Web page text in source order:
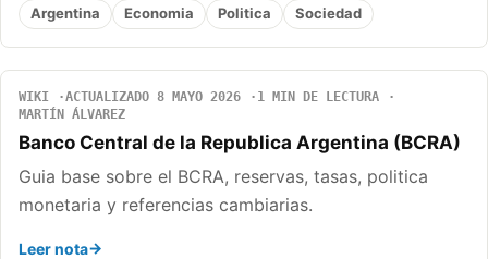
Argentina Economia Politica Sociedad
WIKI ACTUALIZADO 8 MAYO 2026
1 MIN DE LECTURA
MARTÍN ÁLVAREZ
Banco Central de la Republica Argentina (BCRA)
Guia base sobre el BCRA, reservas, tasas, politica
monetaria y referencias cambiarias.
Leer nota